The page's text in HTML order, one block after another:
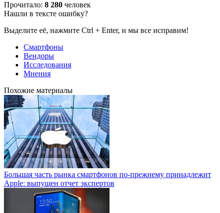
Прочитало: 8 280 человек
Нашли в тексте ошибку?
Выделите её, нажмите Ctrl + Enter, и мы все исправим!
Смартфоны
Вендоры
Исследования
Мнения
Похожие материалы
Большая часть рынка смартфонов по-прежнему принадлежит
Apple: выпущен отчет экспертов